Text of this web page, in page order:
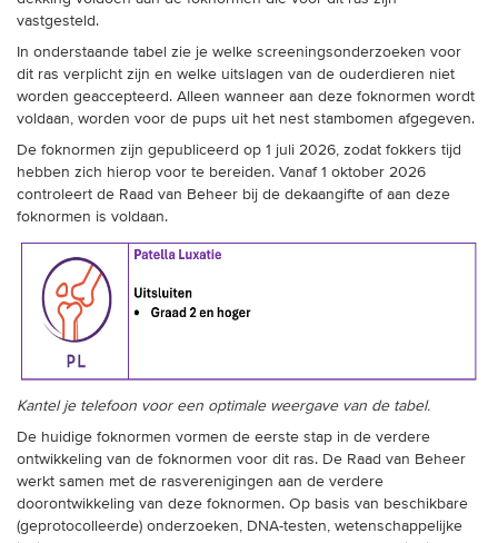
vastgesteld.
In onderstaande tabel zie je welke screeningsonderzoeken voor
dit ras verplicht zijn en welke uitslagen van de ouderdieren niet
worden geaccepteerd. Alleen wanneer aan deze foknormen wordt
voldaan, worden voor de pups uit het nest stambomen afgegeven.
De foknormen zijn gepubliceerd op 1 juli 2026, zodat fokkers tijd
hebben zich hierop voor te bereiden. Vanaf 1 oktober 2026
controleert de Raad van Beheer bij de dekaangifte of aan deze
foknormen is voldaan.
Kantel je telefoon voor een optimale weergave van de tabel.
De huidige foknormen vormen de eerste stap in de verdere
ontwikkeling van de foknormen voor dit ras. De Raad van Beheer
werkt samen met de rasverenigingen aan de verdere
doorontwikkeling van deze foknormen. Op basis van beschikbare
(geprotocolleerde) onderzoeken, DNA-testen, wetenschappelijke